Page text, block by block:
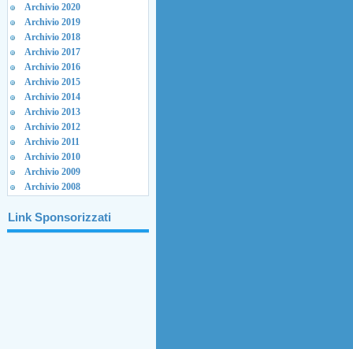
Archivio 2020
Archivio 2019
Archivio 2018
Archivio 2017
Archivio 2016
Archivio 2015
Archivio 2014
Archivio 2013
Archivio 2012
Archivio 2011
Archivio 2010
Archivio 2009
Archivio 2008
Link Sponsorizzati